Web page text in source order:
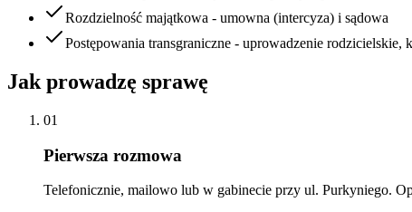
Rozdzielność majątkowa - umowna (intercyza) i sądowa
Postępowania transgraniczne - uprowadzenie rodzicielskie,
Jak prowadzę sprawę
01
Pierwsza rozmowa
Telefonicznie, mailowo lub w gabinecie przy ul. Purkyniego.